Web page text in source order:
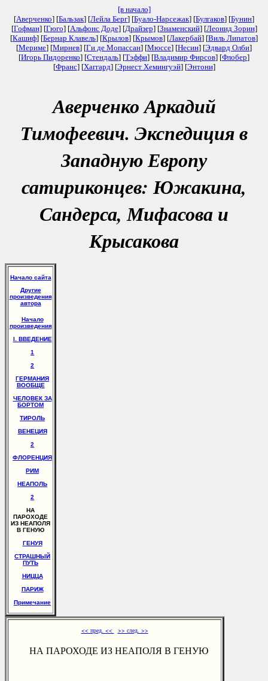
[в начало]
[Аверченко] [Бальзак] [Лейла Берг] [Буало-Нарсежак] [Булгаков] [Бунин]
[Гофман] [Гюго] [Альфонс Доде] [Драйзер] [Знаменский] [Леонид Зорин]
[Кашиф] [Бернар Клавель] [Крылов] [Крымов] [Лакербай] [Виль Липатов]
[Мериме] [Мирнев] [Ги де Мопассан] [Мюссе] [Несин] [Эдвард Олби]
[Игорь Пидоренко] [Стендаль] [Тэффи] [Владимир Фирсов] [Флобер]
[Франс] [Хаггард] [Эрнест Хемингуэй] [Энтони]
Аверченко Аркадий
Тимофеевич. Экспедиция в
Западную Европу
сатириконцев: Южакина,
Сандерса, Мифасова и
Крысакова
Начало сайта
Другие
произведения
автора
Начало
произведения
I. ВВЕДЕНИЕ
1
2
ГЕРМАНИЯ
ВООБЩЕ
ЧЕЛОВЕК ЗА
БОРТОМ
ТИРОЛЬ
ВЕНЕЦИЯ
2
ФЛОРЕНЦИЯ
РИМ
НЕАПОЛЬ
2
НА
ПАРОХОДЕ
ИЗ НЕАПОЛЯ
В ГЕНУЮ
ГЕНУЯ
СТРАШНЫЙ
ПУТЬ
НИЦЦА
ПАРИЖ
Примечание
<< пред. << >> след. >>
НА ПАРОХОДЕ ИЗ НЕАПОЛЯ В ГЕНУЮ